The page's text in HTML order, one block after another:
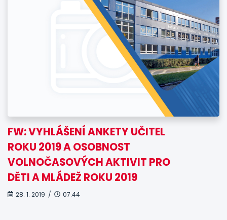
FW: VYHLÁŠENÍ ANKETY UČITEL
ROKU 2019 A OSOBNOST
VOLNOČASOVÝCH AKTIVIT PRO
DĚTI A MLÁDEŽ ROKU 2019
28. 1. 2019 / 07.44